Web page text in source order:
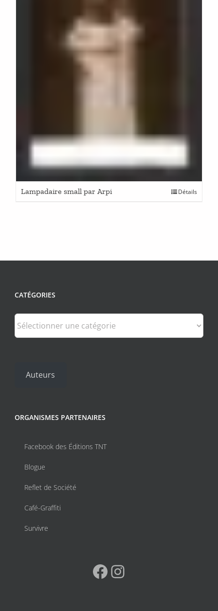
Lampadaire small par Arpi Détails
CATÉGORIES
Catégories
Auteurs
ORGANISMES PARTENAIRES
Facebook des Éditions TNT
Blogue
Reflet de Société
Café-Graffiti
Survivre
Facebook